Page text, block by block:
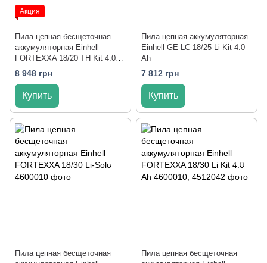
Акция
Пила цепная бесщеточная
аккумуляторная Einhell
FORTEXXA 18/20 TH Kit 4.0
Ah
8 948 грн
Купить
Пила цепная аккумуляторная
Einhell GE-LC 18/25 Li Kit 4.0
Ah
7 812 грн
Купить
Пила цепная бесщеточная
Пила цепная бесщеточная